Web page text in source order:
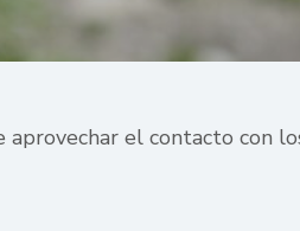
el contacto con